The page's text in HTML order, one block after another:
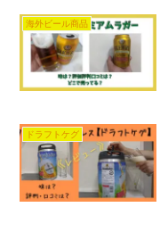
海外ビール商品
ドラフトケグ